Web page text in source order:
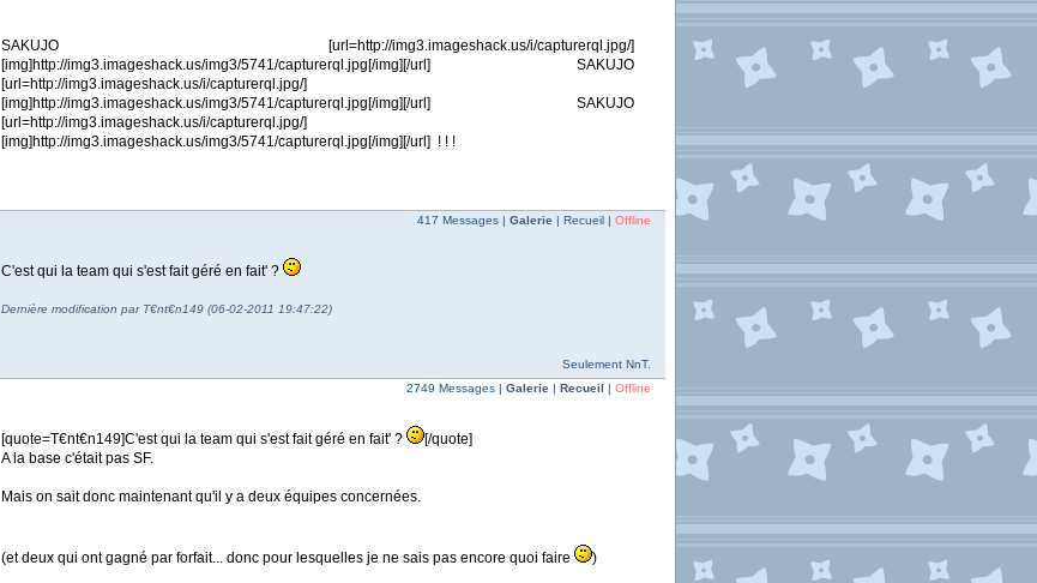
SAKUJO [url=http://img3.imageshack.us/i/capturerql.jpg/]
[img]http://img3.imageshack.us/img3/5741/capturerql.jpg[/img][/url] SAKUJO
[url=http://img3.imageshack.us/i/capturerql.jpg/]
[img]http://img3.imageshack.us/img3/5741/capturerql.jpg[/img][/url] SAKUJO
[url=http://img3.imageshack.us/i/capturerql.jpg/]
[img]http://img3.imageshack.us/img3/5741/capturerql.jpg[/img][/url] ! ! !
417 Messages | Galerie | Recueil | Offline
C'est qui la team qui s'est fait géré en fait' ?
Dernière modification par T€nt€n149 (06-02-2011 19:47:22)
Seulement NnT.
2749 Messages | Galerie | Recueil | Offline
[quote=T€nt€n149]C'est qui la team qui s'est fait géré en fait' ?
[/quote]
A la base c'était pas SF.
Mais on sait donc maintenant qu'il y a deux équipes concernées.
(et deux qui ont gagné par forfait... donc pour lesquelles je ne sais pas encore quoi faire )